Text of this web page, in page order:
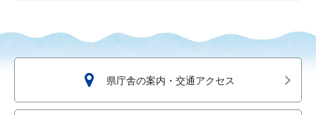
県庁舎の案内・交通アクセス